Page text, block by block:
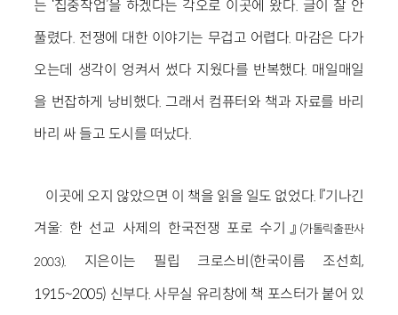
는 ‘집중작업’을 하겠다는 각오로 이곳에 왔다. 글이 잘 안
풀렸다. 전쟁에 대한 이야기는 무겁고 어렵다. 마감은 다가
오는데 생각이 엉켜서 썼다 지웠다를 반복했다. 매일매일
을 번잡하게 낭비했다. 그래서 컴퓨터와 책과 자료를 바리
바리 싸 들고 도시를 떠났다.
이곳에 오지 않았으면 이 책을 읽을 일도 없었다. 『기나긴
겨울: 한 선교 사제의 한국전쟁 포로 수기』 (가톨릭출판사
2003). 지은이는 필립 크로스비(한국이름 조선희,
1915~2005) 신부다. 사무실 유리창에 책 포스터가 붙어 있